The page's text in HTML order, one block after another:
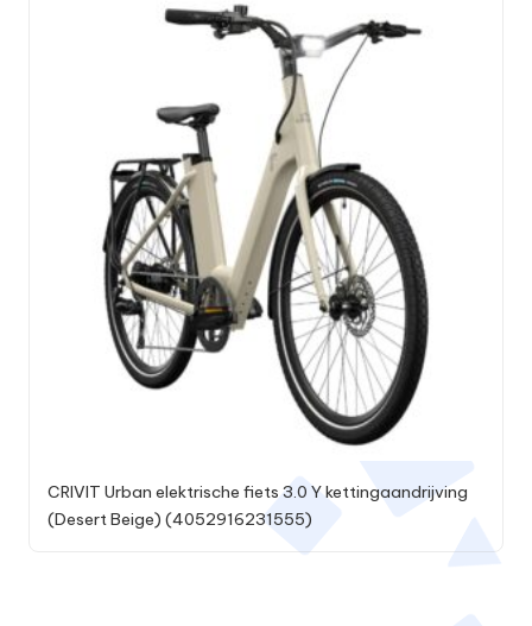
CRIVIT Urban elektrische fiets 3.0 Y kettingaandrijving
(Desert Beige) (4052916231555)